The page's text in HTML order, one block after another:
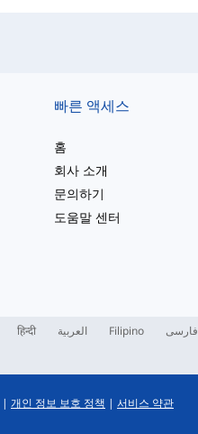
빠른 액세스
홈
회사 소개
문의하기
도움말 센터
हिन्दी العربية Filipino فارسی
| 개인 정보 보호 정책 | 서비스 약관